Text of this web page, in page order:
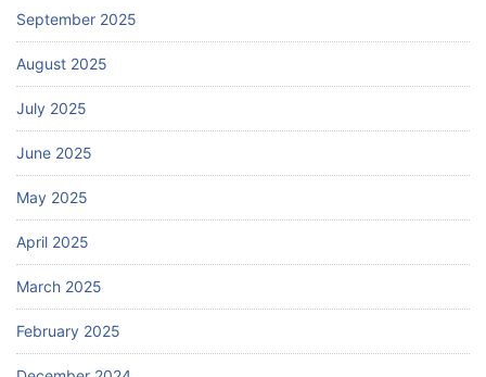
September 2025
August 2025
July 2025
June 2025
May 2025
April 2025
March 2025
February 2025